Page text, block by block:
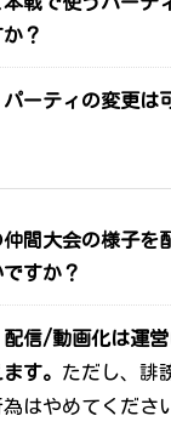
？
ーティの変更は
仲間大会の様子を
すか？
配信/動画化は運
す。 ただし、誹
はやめてくださ